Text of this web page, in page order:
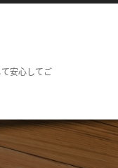
安心してご